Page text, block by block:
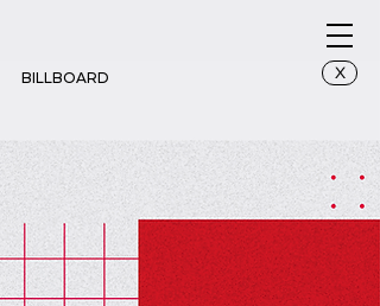
BILLBOARD X
Jl. Pasirkaliki - Jl. Sukajadi (Depan RSHS)